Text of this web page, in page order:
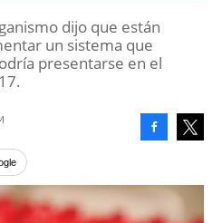
dijo que están
un sistema que
presentarse en el